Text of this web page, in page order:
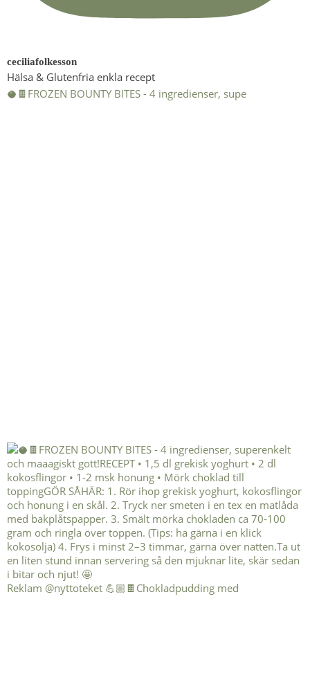
ceciliafolkesson
Hälsa & Glutenfria enkla recept
🥥🍫FROZEN BOUNTY BITES - 4 ingredienser, supe
Reklam @nyttoteket 💪🏼🍫Chokladpudding med